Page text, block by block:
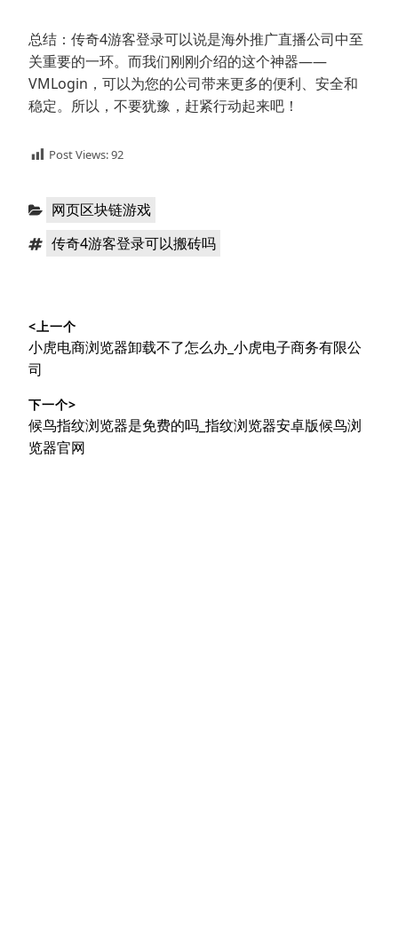
总结：传奇4游客登录可以说是海外推广直播公司中至
关重要的一环。而我们刚刚介绍的这个神器——
VMLogin，可以为您的公司带来更多的便利、安全和
稳定。所以，不要犹豫，赶紧行动起来吧！
Post Views:92
分
网页区块链游戏
标 传奇4游客登录可以搬砖吗
章
导
航
<上一个
上
篇
章：
小虎电商浏览器卸载不了怎么办_小虎电子商务有限公
司
下一个>
下
篇
候鸟指纹浏览器是免费的吗_指纹浏览器安卓版候鸟浏
览器官网